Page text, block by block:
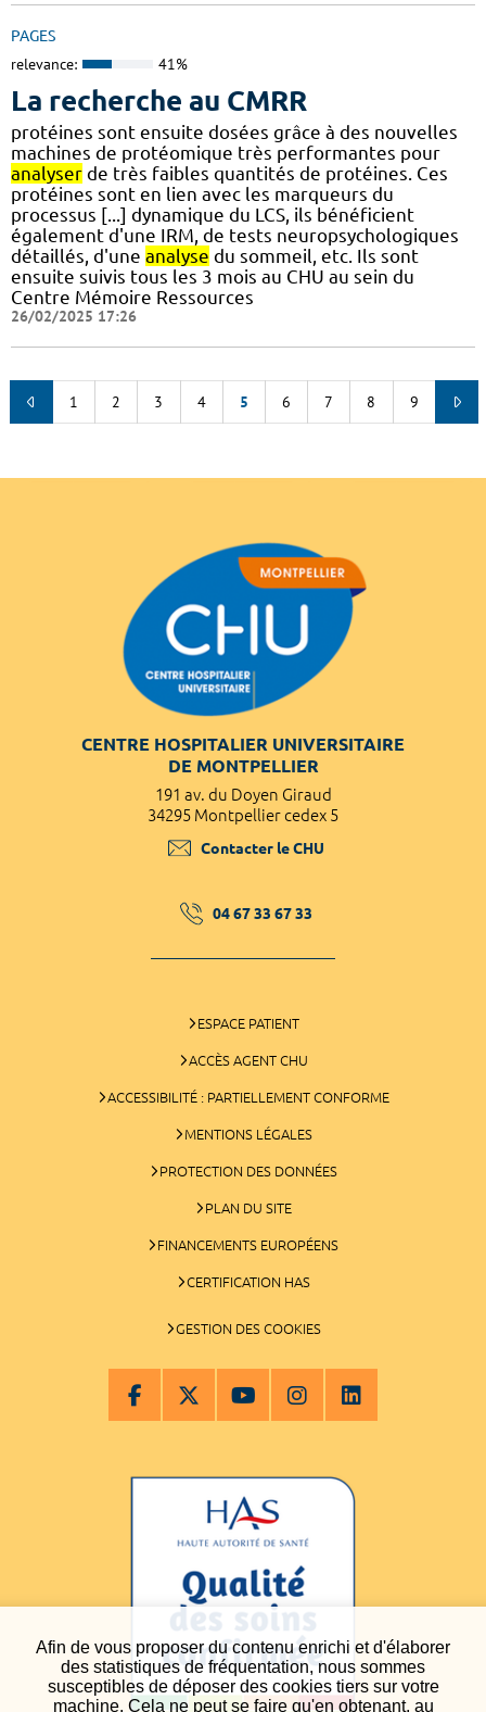
Afin de vous proposer du contenu enrichi et d'élaborer
des statistiques de fréquentation, nous sommes
susceptibles de déposer des cookies tiers sur votre
machine. Cela ne peut se faire qu'en obtenant, au
PAGES
relevance: 41%
La recherche au CMRR
protéines sont ensuite dosées grâce à des nouvelles
machines de protéomique très performantes pour
analyser de très faibles quantités de protéines. Ces
protéines sont en lien avec les marqueurs du
processus [...] dynamique du LCS, ils bénéficient
également d'une IRM, de tests neuropsychologiques
détaillés, d'une analyse du sommeil, etc. Ils sont
ensuite suivis tous les 3 mois au CHU au sein du
Centre Mémoire Ressources
26/02/2025 17:26
1 2 3 4 5 6 7 8 9
CENTRE HOSPITALIER UNIVERSITAIRE
DE MONTPELLIER
191 av. du Doyen Giraud
34295 Montpellier cedex 5
Contacter le CHU
04 67 33 67 33
ESPACE PATIENT
ACCÈS AGENT CHU
ACCESSIBILITÉ : PARTIELLEMENT CONFORME
MENTIONS LÉGALES
PROTECTION DES DONNÉES
PLAN DU SITE
FINANCEMENTS EUROPÉENS
CERTIFICATION HAS
GESTION DES COOKIES